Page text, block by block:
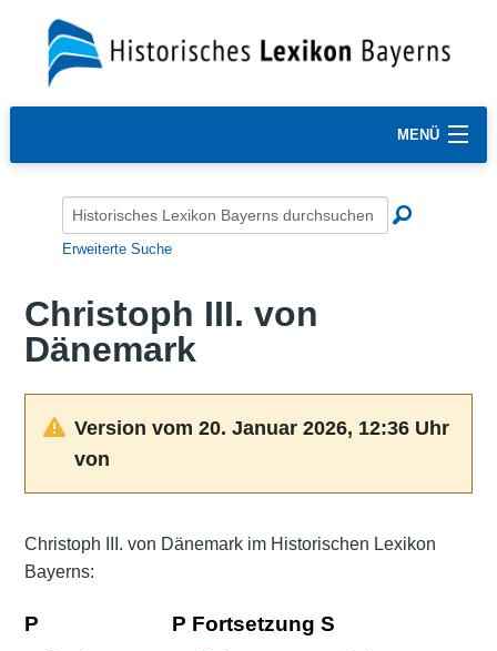
MENÜ
Erweiterte Suche
Christoph III. von
Dänemark
Version vom 20. Januar 2026, 12:36 Uhr
von
Christoph III. von Dänemark im Historischen Lexikon
Bayerns:
P P Fortsetzung S